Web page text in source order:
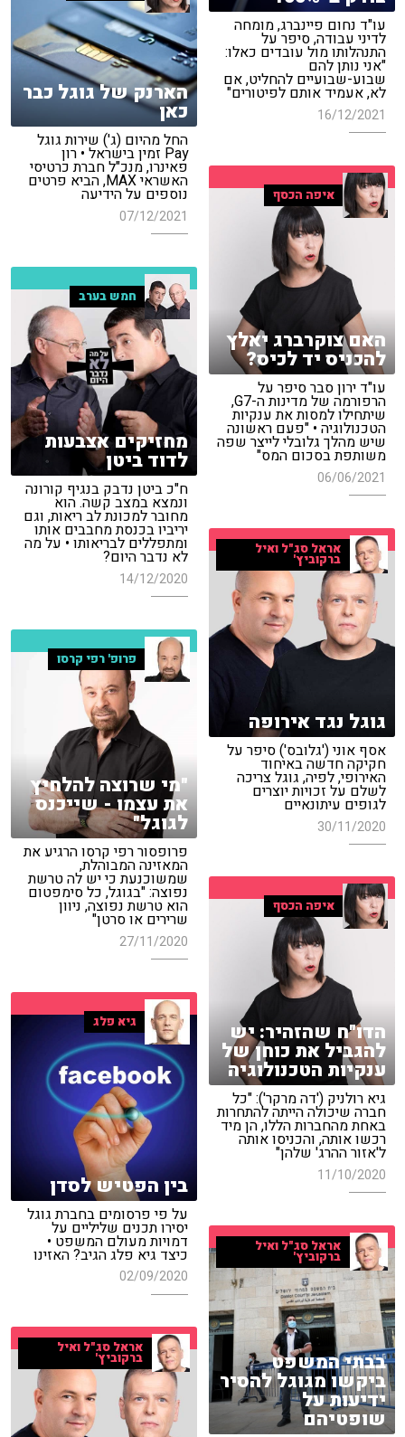
עו"ד נחום פיינברג, מומחה
לדיני עבודה, סיפר על
התנהלותו מול עובדים כאלו:
"אני נותן להם
שבוע-שבועיים להחליט, אם
לא, אעמיד אותם לפיטורים"
16/12/2021
הארנק של גוגל כבר
כאן
החל מהיום (ג') שירות גוגל
Pay זמין בישראל • רון
פאינרו, מנכ"ל חברת כרטיסי
האשראי MAX, הביא פרטים
נוספים על הידיעה
07/12/2021
איפה הכסף
האם צוקרברג יאלץ
להכניס יד לכיס?
עו"ד ירון סבר סיפר על
הרפורמה של מדינות ה-G7,
שיתחילו למסות את ענקיות
הטכנולוגיה • "פעם ראשונה
שיש מהלך גלובלי לייצר שפה
משותפת בסכום המס"
06/06/2021
חמש בערב
מחזיקים אצבעות
לדוד ביטן
ח"כ ביטן נדבק בנגיף קורונה
ונמצא במצב קשה. הוא
מחובר למכונת לב ריאות, וגם
יריביו בכנסת מחבבים אותו
ומתפללים לבריאותו • על מה
לא נדבר היום?
14/12/2020
אראל סג"ל ואיל
ברקוביץ'
גוגל נגד אירופה
אסף אוני ('גלובס') סיפר על
חקיקה חדשה באיחוד
האירופי, לפיה, גוגל צריכה
לשלם על זכויות יוצרים
לגופים עיתונאיים
30/11/2020
פרופ' רפי קרסו
"מי שרוצה להלחיץ
את עצמו - שייכנס
לגוגל"
פרופסור רפי קרסו הרגיע את
המאזינה המבוהלת,
שמשוכנעת כי יש לה טרשת
נפוצה: "בגוגל, כל סימפטום
הוא טרשת נפוצה, ניוון
שרירים או סרטן"
27/11/2020
איפה הכסף
הדו"ח שהזהיר: יש
להגביל את כוחן של
ענקיות הטכנולוגיה
גיא רולניק ('דה מרקר'): "כל
חברה שיכולה הייתה להתחרות
באחת מהחברות הללו, הן מיד
רכשו אותה, והכניסו אותה
ל'אזור ההרג' שלהן"
11/10/2020
גיא פלג
בין הפטיש לסדן
על פי פרסומים בחברת גוגל
יסירו תכנים שליליים על
דמויות מעולם המשפט •
כיצד גיא פלג הגיב? האזינו
02/09/2020
אראל סג"ל ואיל
ברקוביץ'
בבתי המשפט
ביקשו מגוגל להסיר
ידיעות על
שופטיהם
אראל סג"ל ואיל
ברקוביץ'